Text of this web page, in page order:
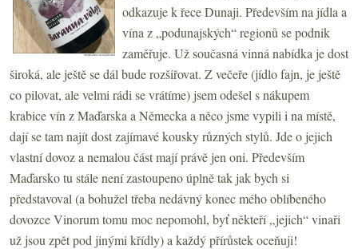
odkazuje k řece Dunaji. Především na jídla a
vína z „podunajských“ regionů se podnik
zaměřuje. Už současná vinná nabídka je dost
široká, ale ještě se dál bude rozšiřovat. Z večeře (jídlo fajn, je ještě
co pilovat, ale velmi rádi se vrátíme) jsem odešel s nákupem
krabice vín z Maďarska a Německa a něco jsme vypili i na místě,
dají se tam najít dost zajímavé kousky různých stylů. Jde o jejich
vlastní dovoz a nemalou část mají právě jen oni. Především
Maďarsko tu stále není zastoupeno úplně tak jak bych si
představoval (a bohužel třeba nedávný konec mého oblíbeného
dovozce Vinorum tomu moc nepomohl, byť někteří „jejich“ vinaři
už jsou zpět pod jinými křídly) a každý přírůstek oceňuji!